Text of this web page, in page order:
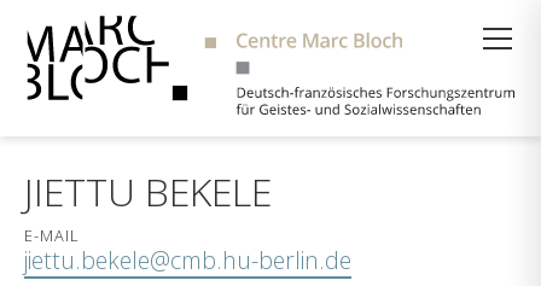
JIETTU BEKELE
E-MAIL
jiettu.bekele@cmb.hu-berlin.de